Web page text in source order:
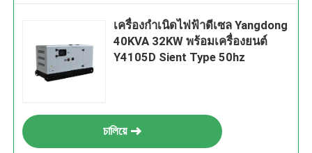
เครื่องกำเนิดไฟฟ้าดีเซล Yangdong
40KVA 32KW พร้อมเครื่องยนต์
Y4105D Sient Type 50hz
চালিয়ে